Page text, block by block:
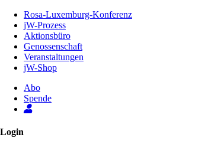
Inhalt
Seite
Rosa-Luxemburg-Konferenz
jW-Prozess
Aktionsbüro
Genossenschaft
Veranstaltungen
jW-Shop
Abo
Spende
Login